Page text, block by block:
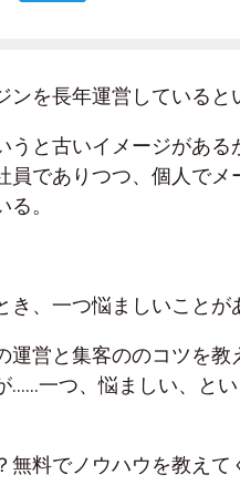
ンを長年運営していると
うと古いイメージがあ
員でありつつ、個人でメ
。
き、一つ悩ましいことが
運営と集客ののコツを教
……一つ、悩ましい、と
無料でノウハウを教えて